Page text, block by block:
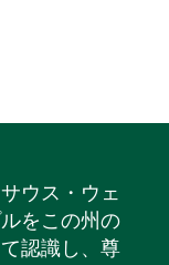
ウス・ウェ
をこの州の
認識し、尊